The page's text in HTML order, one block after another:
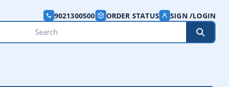
9021300500 ORDER STATUS SIGN /LOGIN